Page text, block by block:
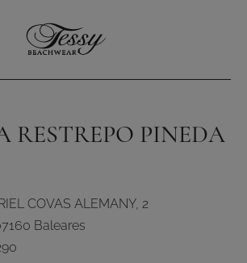
RESTREPO PINEDA
COVAS ALEMANY, 2
Baleares